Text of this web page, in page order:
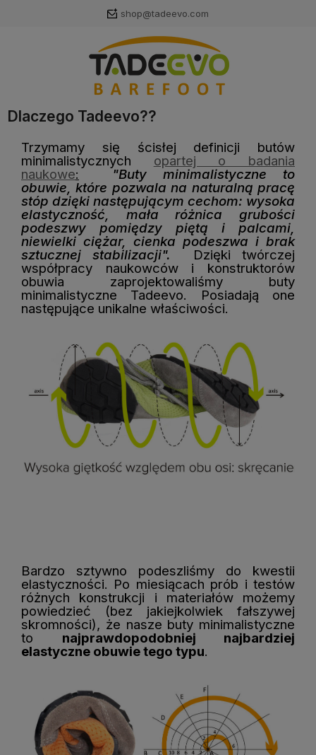
shop@tadeevo.com
Dlaczego Tadeevo??
Trzymamy się ścisłej definicji butów
minimalistycznych opartej o badania
naukowe: "Buty minimalistyczne to
obuwie, które pozwala na naturalną pracę
stóp dzięki następującym cechom: wysoka
elastyczność, mała różnica grubości
podeszwy pomiędzy piętą i palcami,
niewielki ciężar, cienka podeszwa i brak
sztucznej stabilizacji". Dzięki twórczej
współpracy naukowców i konstruktorów
obuwia zaprojektowaliśmy buty
minimalistyczne Tadeevo. Posiadają one
następujące unikalne właściwości.
Bardzo sztywno podeszliśmy do kwestii
elastyczności. Po miesiącach prób i testów
różnych konstrukcji i materiałów możemy
powiedzieć (bez jakiejkolwiek fałszywej
skromności), że nasze buty minimalistyczne
to najprawdopodobniej najbardziej
elastyczne obuwie tego typu.